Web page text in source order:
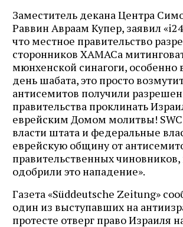
Заместитель декана Центра
Раввин Авраам Купер, заявил
что местное правительство
сторонников ХАМАСа
мюнхенской синагоги,
день шабата, это просто
антисемитов получили
правительства проклинать
еврейским Домом молитвы!
власти штата и федеральные
еврейскую общину от
правительственных
одобрили это нападение».
Газета «Süddeutsche Zeitung»
один из выступавших на
протесте отверг право Израиля